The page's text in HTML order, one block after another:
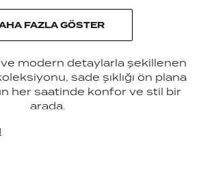
FAZLA GÖSTER
modern detaylarla şekillenen
sade şıklığı ön plana
her saatinde konfor ve stil bir
arada.